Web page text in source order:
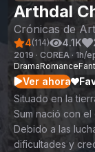
Arthdal
Crónicas de
4(114) 4.1K
2019 · COREA · 1h/
DramaRomance
Ver ahora
Situado en la
Sum nació con
Debido a las
dificultades y